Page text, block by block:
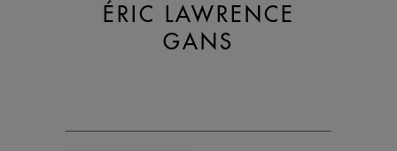
ÉRIC LAWRENCE
GANS